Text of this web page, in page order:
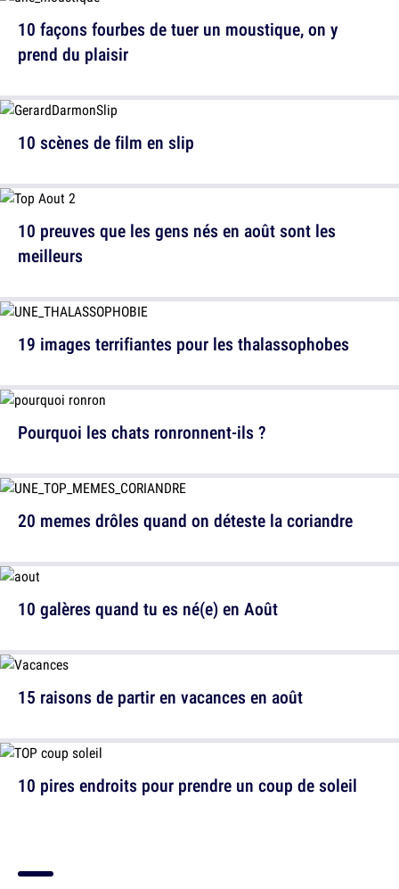
10 scènes de film en slip
19 images terrifiantes pour les thalassophobes
20 memes drôles quand on déteste la coriandre
15 raisons de partir en vacances en août
10 façons fourbes de tuer un moustique, on y
prend du plaisir
10 preuves que les gens nés en août sont les
meilleurs
Pourquoi les chats ronronnent-ils ?
10 galères quand tu es né(e) en Août
10 pires endroits pour prendre un coup de soleil